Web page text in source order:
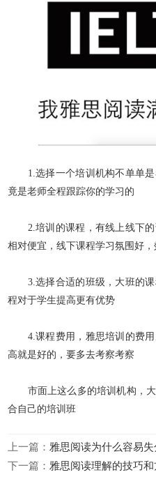
1.选择一个培训机构不单单是
竟是老师全程跟踪你的学习的
2.培训的课程，有线上线下的
相对便宜，线下课程学习氛围好
3.选择合适的班级，大班的课
程对于学生提高更有优势
4.课程费用，雅思培训的费用
高就是好的，要多去考察考察
市面上这么多的培训机构，大
合自己的培训班
上一篇：雅思阅读为什么容易失
下一篇： 雅思阅读理解的技巧和